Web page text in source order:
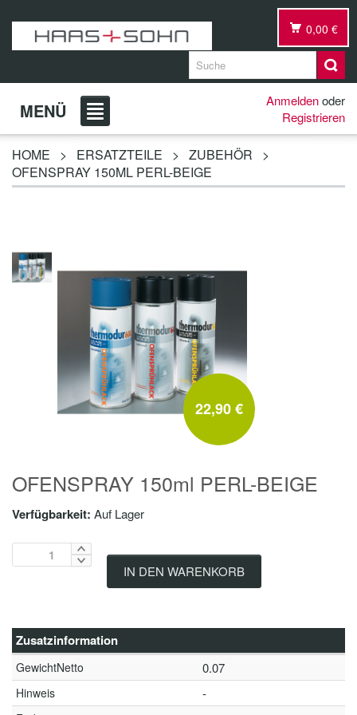
0,00 €
MENÜ Anmeldenoder
Registrieren
HOME > ERSATZTEILE > ZUBEHÖR
>
OFENSPRAY 150ML PERL-BEIGE
22,90 €
OFENSPRAY 150ml PERL-BEIGE
Verfügbarkeit: Auf Lager
IN DEN WARENKORB
Zusatzinformation
GewichtNetto 0.07
Hinweis -